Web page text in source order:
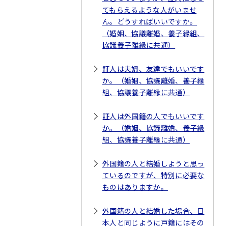
てもらえるような人がいませ
ん。どうすればいいですか。
（婚姻、協議離婚、養子縁組、
協議養子離縁に共通）
証人は夫婦、友達でもいいです
か。（婚姻、協議離婚、養子縁
組、協議養子離縁に共通）
証人は外国籍の人でもいいです
か。（婚姻、協議離婚、養子縁
組、協議養子離縁に共通）
外国籍の人と結婚しようと思っ
ているのですが、特別に必要な
ものはありますか。
外国籍の人と結婚した場合、日
本人と同じように戸籍にはその